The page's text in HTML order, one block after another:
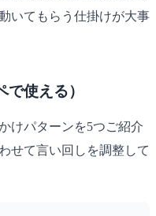
いてもらう仕掛けが大事
使える）
けパターンを5つご紹介
せて言い回しを調整して